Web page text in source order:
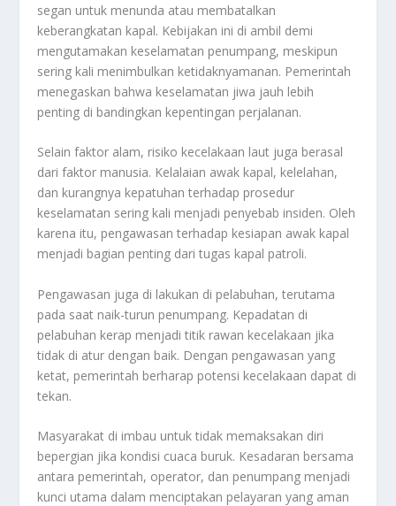
segan untuk menunda atau membatalkan
keberangkatan kapal. Kebijakan ini di ambil demi
mengutamakan keselamatan penumpang, meskipun
sering kali menimbulkan ketidaknyamanan. Pemerintah
menegaskan bahwa keselamatan jiwa jauh lebih
penting di bandingkan kepentingan perjalanan.
Selain faktor alam, risiko kecelakaan laut juga berasal
dari faktor manusia. Kelalaian awak kapal, kelelahan,
dan kurangnya kepatuhan terhadap prosedur
keselamatan sering kali menjadi penyebab insiden. Oleh
karena itu, pengawasan terhadap kesiapan awak kapal
menjadi bagian penting dari tugas kapal patroli.
Pengawasan juga di lakukan di pelabuhan, terutama
pada saat naik-turun penumpang. Kepadatan di
pelabuhan kerap menjadi titik rawan kecelakaan jika
tidak di atur dengan baik. Dengan pengawasan yang
ketat, pemerintah berharap potensi kecelakaan dapat di
tekan.
Masyarakat di imbau untuk tidak memaksakan diri
bepergian jika kondisi cuaca buruk. Kesadaran bersama
antara pemerintah, operator, dan penumpang menjadi
kunci utama dalam menciptakan pelayaran yang aman